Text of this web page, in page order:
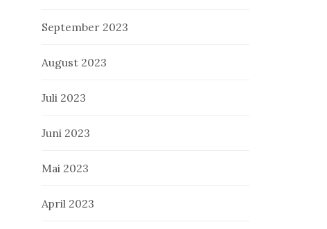
September 2023
August 2023
Juli 2023
Juni 2023
Mai 2023
April 2023